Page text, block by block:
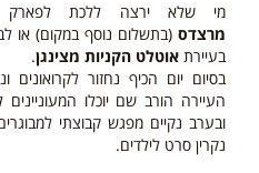
מי שלא ירצה ללכת לפארק
מרצדס (בתשלום נוסף במקום) או
בעיירת אוטלט הקניות מצינגן.
בסיום יום הכיף נחזור לקרואונים
העיירה הורב שם יוכלו
ובערב נקיים מפגש קבוצתי
נקרין סרט לילדים.